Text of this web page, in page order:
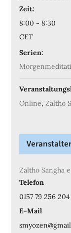
Zeit:
8:00 - 8:30
CET
Serien:
Online, Zaltho
Veranstalter
Zaltho Sangha
Telefon
0157 79 256 204
E-Mail